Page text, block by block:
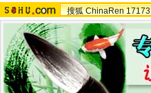
搜狐 ChinaRen 17173